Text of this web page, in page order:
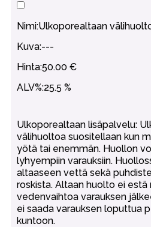
Ulkoporealtaan
---
50.00 €
25.5 %
Ulkoporealtaan lisäpalvelu:
välihuoltoa suositellaan kun
yötä tai enemmän. Huollon
lyhyempiin varauksiin.
altaaseen vettä sekä
roskista. Altaan huolto ei
vedenvaihtoa varauksen
ei saada varauksen loputtua
kuntoon.